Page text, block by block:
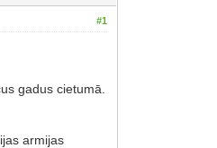
#1
gadus cietumā.
armijas